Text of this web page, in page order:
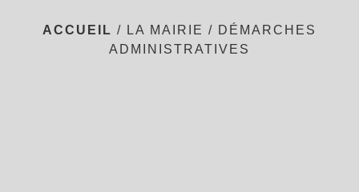
ACCUEIL / LA MAIRIE / DÉMARCHES
ADMINISTRATIVES